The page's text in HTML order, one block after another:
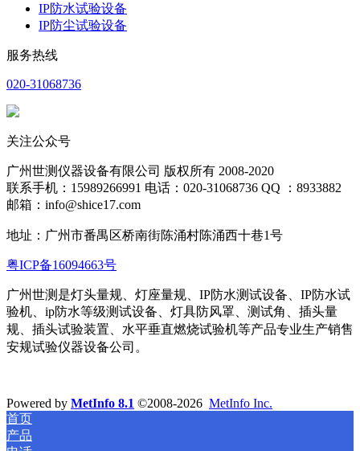
IP防水试验设备
IP防尘试验设备
服务热线
020-31068736
关注公众号
广州世测仪器设备有限公司 版权所有 2008-2020
联系手机：15989266991 电话：020-31068736 QQ ：8933882
邮箱：info@shice17.com
地址： 广州市番禺区桥南街陈涌村陈涌西十巷1号
粤ICP备16094663号
广州世测是灯头量规、灯座量规、IP防水测试设备、IP防水试
验机、ip防水等级测试设备、灯具防风罩、测试角、插头量
规、插头试验装置、水平垂直燃烧试验机等产品专业生产销售
安规试验仪器设备公司。
Powered by MetInfo 8.1 ©2008-2026 MetInfo Inc.
首页
产品